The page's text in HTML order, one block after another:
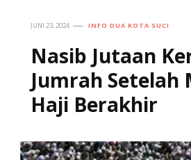
JUNI 23, 2024 INFO DUA KOTA SUCI
Nasib Jutaan
Jumrah Setelah
Haji Berakhir